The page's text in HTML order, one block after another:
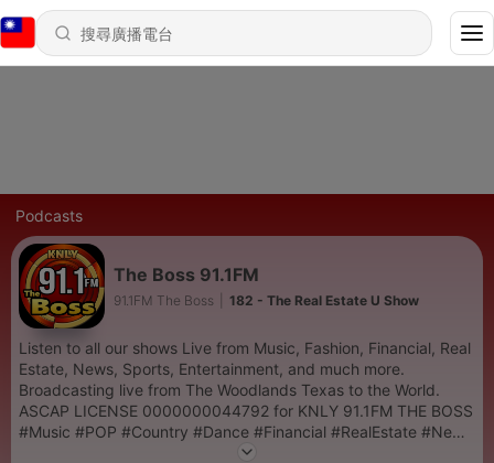
Podcasts
The Boss 91.1FM
91.1FM The Boss 182 - The Real Estate U Show
Listen to all our shows Live from Music, Fashion, Financial, Real
Estate, News, Sports, Entertainment, and much more.
Broadcasting live from The Woodlands Texas to the World.
ASCAP LICENSE 0000000044792 for KNLY 91.1FM THE BOSS
#Music #POP #Country #Dance #Financial #RealEstate #News
#Sports #Entertaintment #RadioFm #Multimedia